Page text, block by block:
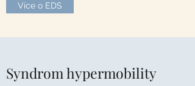
Více o EDS
Syndrom hypermobility